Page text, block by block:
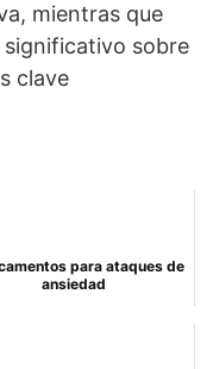
mientras que
sobre
clave
para ataques de
ansiedad